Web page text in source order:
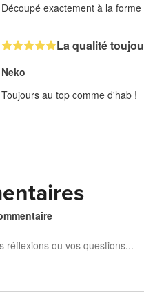
Découpé exactement à la
La qualité
Neko
Toujours au top comme d'hab !